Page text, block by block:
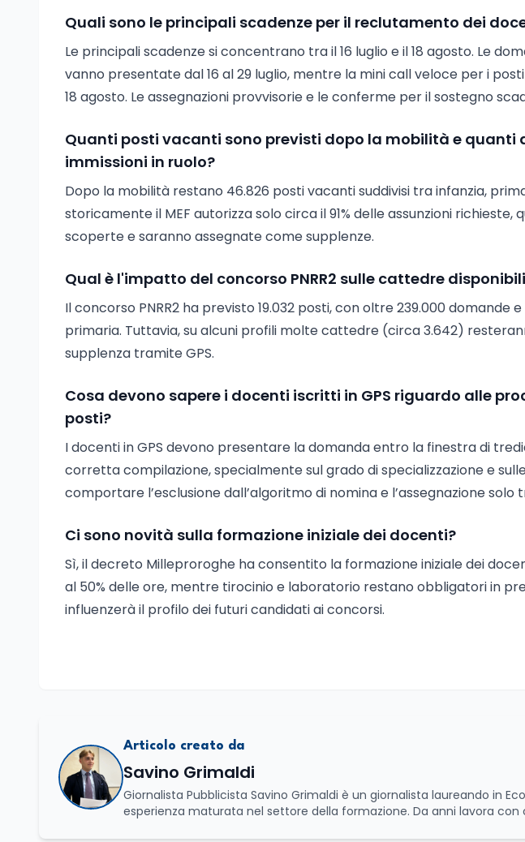
Quali sono le principali scadenze per il reclutamento dei
Le principali scadenze si concentrano tra il 16 luglio e il 18 agosto. Le
vanno presentate dal 16 al 29 luglio, mentre la mini call veloce per i
18 agosto. Le assegnazioni provvisorie e le conferme per il sostegno
Quanti posti vacanti sono previsti dopo la mobilità e quanti
immissioni in ruolo?
Dopo la mobilità restano 46.826 posti vacanti suddivisi tra infanzia,
storicamente il MEF autorizza solo circa il 91% delle assunzioni
scoperte e saranno assegnate come supplenze.
Qual è l'impatto del concorso PNRR2 sulle cattedre
Il concorso PNRR2 ha previsto 19.032 posti, con oltre 239.000 domande
primaria. Tuttavia, su alcuni profili molte cattedre (circa 3.642)
supplenza tramite GPS.
Cosa devono sapere i docenti iscritti in GPS riguardo alle
posti?
I docenti in GPS devono presentare la domanda entro la finestra di
corretta compilazione, specialmente sul grado di specializzazione e
comportare l’esclusione dall’algoritmo di nomina e l’assegnazione
Ci sono novità sulla formazione iniziale dei docenti?
Sì, il decreto Milleproroghe ha consentito la formazione iniziale dei
al 50% delle ore, mentre tirocinio e laboratorio restano obbligatori in
influenzerà il profilo dei futuri candidati ai concorsi.
Articolo creato da
Savino Grimaldi
Giornalista Pubblicista Savino Grimaldi è un giornalista laureando in
esperienza maturata nel settore della formazione. Da anni lavora